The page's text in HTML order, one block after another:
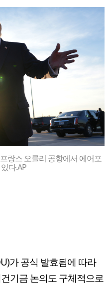
랑스 오를리 공항에서 에어포
다.AP
가 공식 발효됨에 따라
기금 논의도 구체적으로